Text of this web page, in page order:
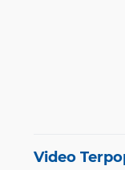
Video